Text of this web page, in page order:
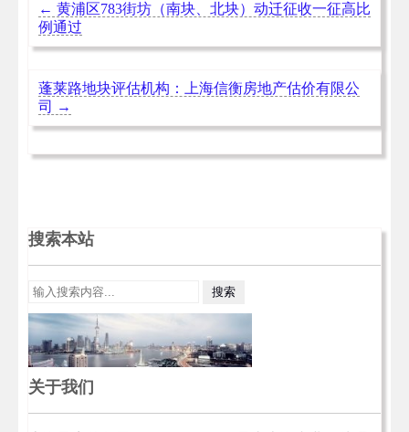
← 黄浦区783街坊（南块、北块）动迁征收一征高比
例通过
蓬莱路地块评估机构：上海信衡房地产估价有限公
司
→
搜索本站
关于我们